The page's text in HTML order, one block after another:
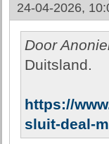
24-04-2026,
Door
Duitsland.
https://
sluit-deal-